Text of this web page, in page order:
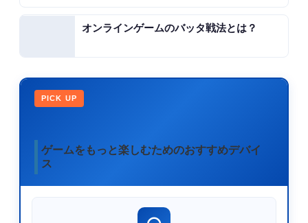
オンラインゲームのバッタ戦法とは？
PICK UP
ゲームをもっと楽しむためのおすすめデバイ
ス